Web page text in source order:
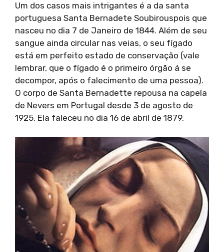
Um dos casos mais intrigantes é a da santa
portuguesa Santa Bernadete Soubirouspois que
nasceu no dia 7 de Janeiro de 1844. Além de seu
sangue ainda circular nas veias, o seu fígado
está em perfeito estado de conservação (vale
lembrar, que o fígado é o primeiro órgão á se
decompor, após o falecimento de uma pessoa).
O corpo de Santa Bernadette repousa na capela
de Nevers em Portugal desde 3 de agosto de
1925. Ela faleceu no dia 16 de abril de 1879.